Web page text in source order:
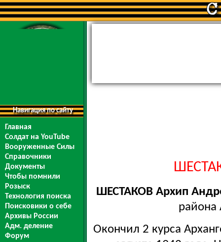
Навигация по сайту
Главная
Солдат на YouTube
Вооруженные Силы
Справочники
Документы
Чтобы помнили
Розыск
Технология поиска
Поисковики о себе
Архивы России
Адм. деление
Форум
ШЕСТАКОВ Архип
района
Окончил 2 курса